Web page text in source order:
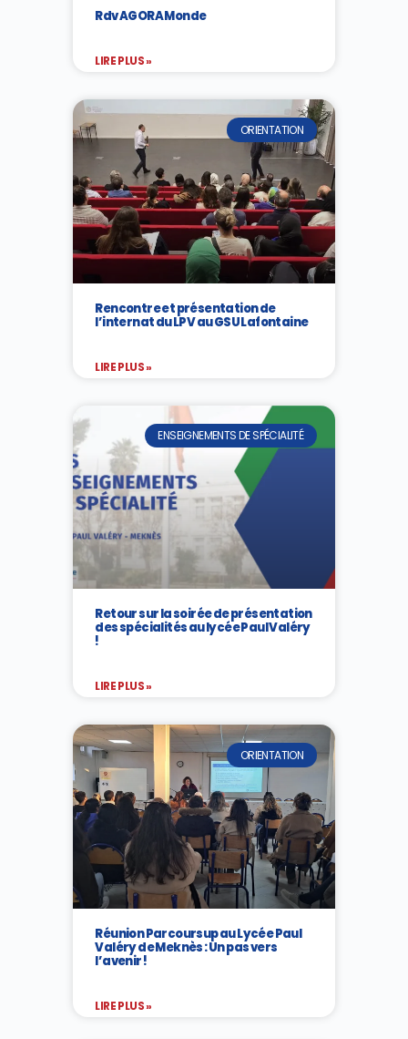
Rdv AGORA Monde
LIRE PLUS »
ORIENTATION
Rencontre et présentation de
l’internat du LPV au GSU Lafontaine
LIRE PLUS »
ENSEIGNEMENTS DE SPÉCIALITÉ
Retour sur la soirée de présentation
des spécialités au lycée Paul Valéry
!
LIRE PLUS »
ORIENTATION
Réunion Parcoursup au Lycée Paul
Valéry de Meknès : Un pas vers
l’avenir !
LIRE PLUS »